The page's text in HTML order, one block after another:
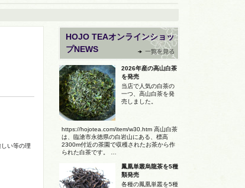
い等の理
HOJO TEAオンラインショッ
プNEWS
2026年産の高山白茶
を発売
当店で人気の白茶の
一つ、高山白茶を発
売しました。
https://hojotea.com/item/w30.htm 高山白茶
は、臨滄市永徳県の白岩山にある、標高
2300m付近の茶園で収穫されたお茶から作
られた白茶です。 …
鳳凰単叢烏龍茶を5種
類発売
各種の鳳凰単叢を5種